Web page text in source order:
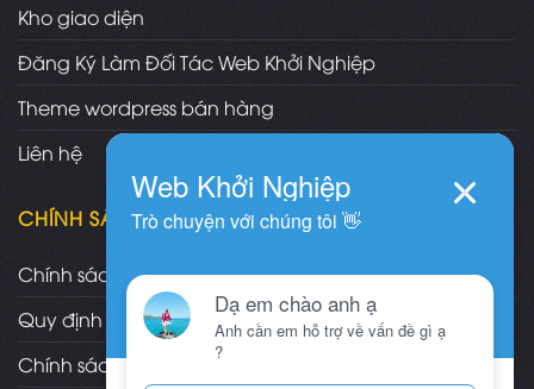
Kho giao diện
Đăng Ký Làm Đối Tác Web Khởi Nghiệp
Theme wordpress bán hàng
Liên hệ
CHÍNH SÁCH
Chính sách và quy định chung
Quy định và hình thức thanh toán
Chính sách vận chuyển/giao nhận/cài đặt